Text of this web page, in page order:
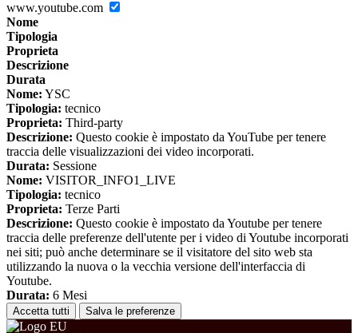
www.youtube.com
Nome
Tipologia
Proprieta
Descrizione
Durata
Nome: YSC
Tipologia: tecnico
Proprieta: Third-party
Descrizione: Questo cookie è impostato da YouTube per tenere
traccia delle visualizzazioni dei video incorporati.
Durata: Sessione
Nome: VISITOR_INFO1_LIVE
Tipologia: tecnico
Proprieta: Terze Parti
Descrizione: Questo cookie è impostato da Youtube per tenere
traccia delle preferenze dell'utente per i video di Youtube incorporati
nei siti; può anche determinare se il visitatore del sito web sta
utilizzando la nuova o la vecchia versione dell'interfaccia di
Youtube.
Durata: 6 Mesi
Accetta tutti Salva le preferenze